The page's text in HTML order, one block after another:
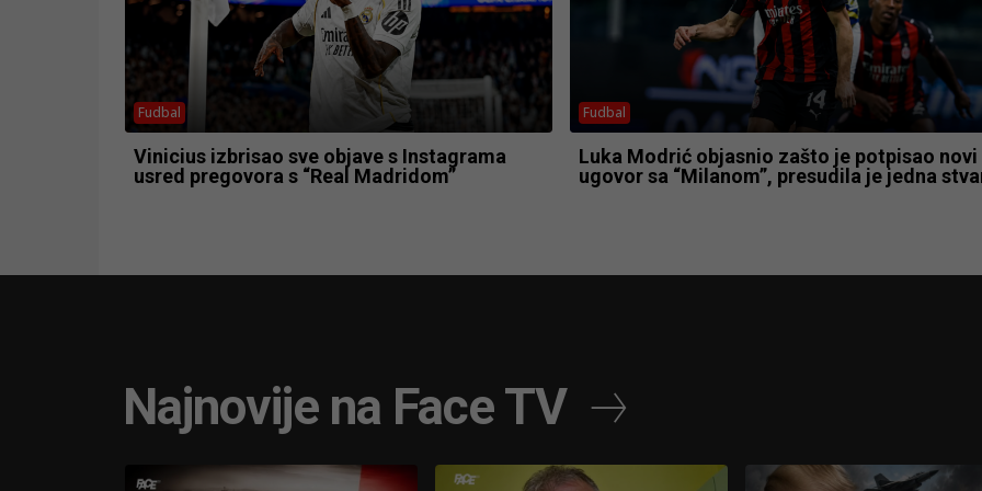
Fudbal
Vinicius izbrisao sve objave s Instagrama
usred pregovora s “Real Madridom”
Fudbal
Luka Modrić objasnio zašto je potpisao novi
ugovor sa “Milanom”, presudila je jedna
Najnovije na Face TV